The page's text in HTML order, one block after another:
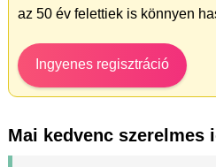
az 50 év felettiek is könnyen
Ingyenes regisztráció
Mai kedvenc szerelmes